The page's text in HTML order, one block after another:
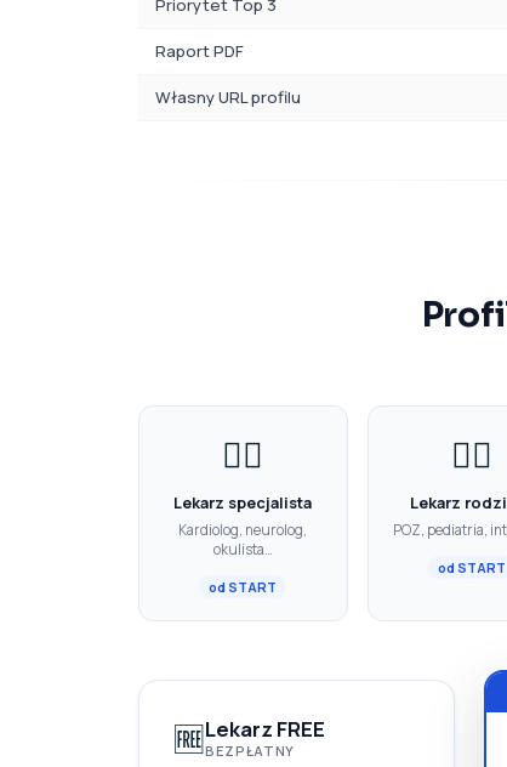
Priorytet Top 3
Raport PDF
Własny URL profilu
👨‍⚕️
Lekarz specjalista
Kardiolog, neurolog,
okulista…
od START
👩‍⚕️
Lekarz
POZ, pediatria,
od START
🆓Lekarz FREE
BEZPŁATNY